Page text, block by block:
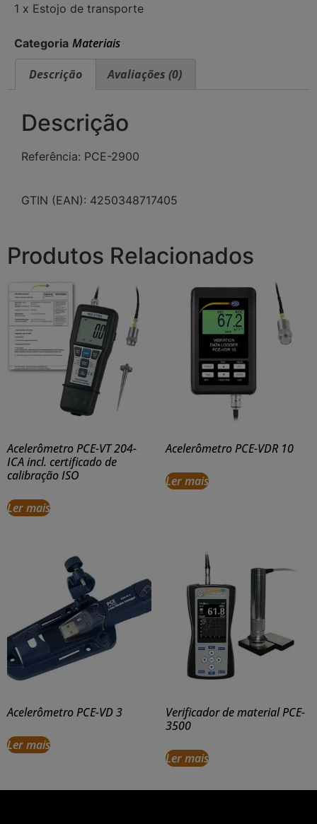
1 x Estojo de transporte
Categoria Materiais
Descrição
Avaliações (0)
Descrição
Referência: PCE-2900
GTIN (EAN): 4250348717405
Produtos Relacionados
Acelerômetro PCE-VT 204-
ICA incl. certificado de
calibração ISO
Ler mais
Acelerômetro PCE-VDR 10
Ler mais
Acelerômetro PCE-VD 3
Ler mais
Verificador de material PCE-
3500
Ler mais